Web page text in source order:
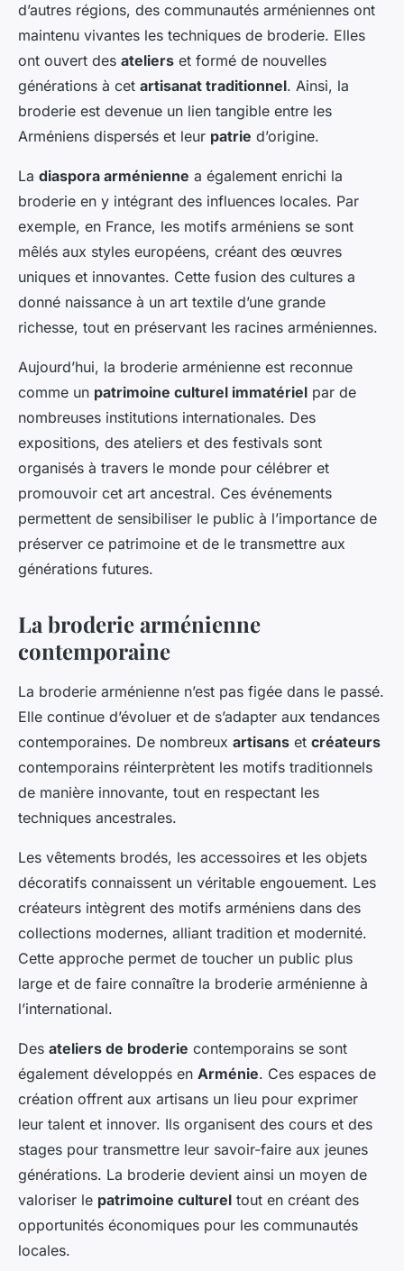
d’autres régions, des communautés arméniennes ont
maintenu vivantes les techniques de broderie. Elles
ont ouvert des ateliers et formé de nouvelles
générations à cet artisanat traditionnel. Ainsi, la
broderie est devenue un lien tangible entre les
Arméniens dispersés et leur patrie d’origine.
La diaspora arménienne a également enrichi la
broderie en y intégrant des influences locales. Par
exemple, en France, les motifs arméniens se sont
mêlés aux styles européens, créant des œuvres
uniques et innovantes. Cette fusion des cultures a
donné naissance à un art textile d’une grande
richesse, tout en préservant les racines arméniennes.
Aujourd’hui, la broderie arménienne est reconnue
comme un patrimoine culturel immatériel par de
nombreuses institutions internationales. Des
expositions, des ateliers et des festivals sont
organisés à travers le monde pour célébrer et
promouvoir cet art ancestral. Ces événements
permettent de sensibiliser le public à l’importance de
préserver ce patrimoine et de le transmettre aux
générations futures.
La broderie arménienne
contemporaine
La broderie arménienne n’est pas figée dans le passé.
Elle continue d’évoluer et de s’adapter aux tendances
contemporaines. De nombreux artisans et créateurs
contemporains réinterprètent les motifs traditionnels
de manière innovante, tout en respectant les
techniques ancestrales.
Les vêtements brodés, les accessoires et les objets
décoratifs connaissent un véritable engouement. Les
créateurs intègrent des motifs arméniens dans des
collections modernes, alliant tradition et modernité.
Cette approche permet de toucher un public plus
large et de faire connaître la broderie arménienne à
l’international.
Des ateliers de broderie contemporains se sont
également développés en Arménie. Ces espaces de
création offrent aux artisans un lieu pour exprimer
leur talent et innover. Ils organisent des cours et des
stages pour transmettre leur savoir-faire aux jeunes
générations. La broderie devient ainsi un moyen de
valoriser le patrimoine culturel tout en créant des
opportunités économiques pour les communautés
locales.